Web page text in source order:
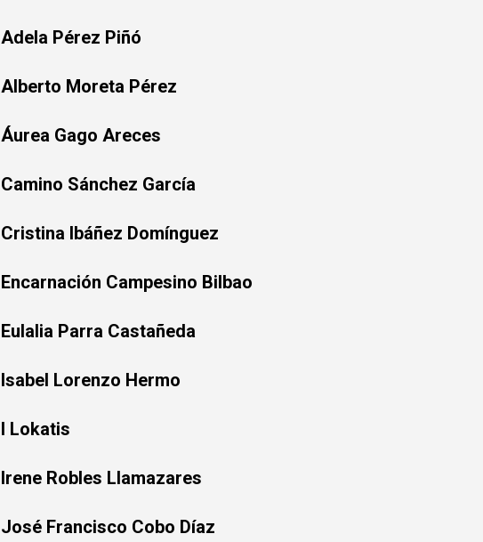
Adela Pérez Piñó
Alberto Moreta Pérez
Áurea Gago Areces
Camino Sánchez García
Cristina Ibáñez Domínguez
Encarnación Campesino Bilbao
Eulalia Parra Castañeda
Isabel Lorenzo Hermo
I Lokatis
Irene Robles Llamazares
José Francisco Cobo Díaz